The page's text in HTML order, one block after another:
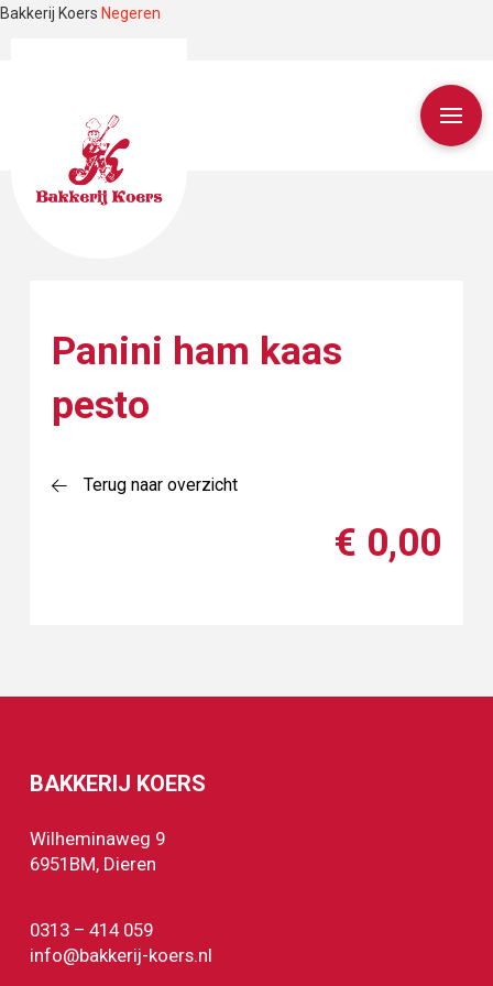
Bakkerij Koers Negeren
Panini ham kaas
pesto
Terug naar overzicht
€ 0,00
BAKKERIJ KOERS
Wilheminaweg 9
6951BM, Dieren
0313 – 414 059
info@bakkerij-koers.nl